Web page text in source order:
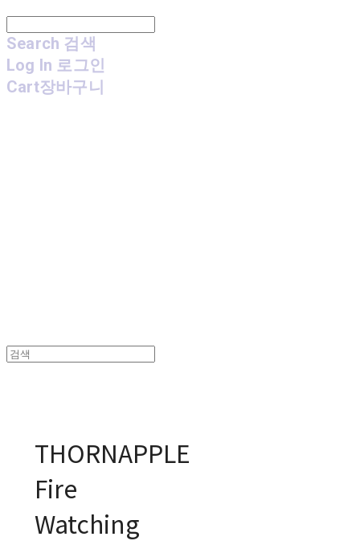
Search 검색
Log In 로그인
Cart장바구니
THORNAPPLE
Fire
Watching